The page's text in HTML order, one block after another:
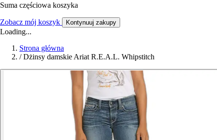
Suma częściowa koszyka
Zobacz mój koszyk Kontynuuj zakupy
Loading...
Strona główna
/ Dżinsy damskie Ariat R.E.A.L. Whipstitch